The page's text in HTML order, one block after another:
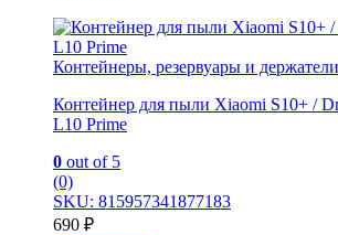
Контейнеры, резервуары и
Контейнер для пыли Xiaomi S10+ /
L10 Prime
0 out of 5
(0)
SKU: 815957341877183
690 ₽